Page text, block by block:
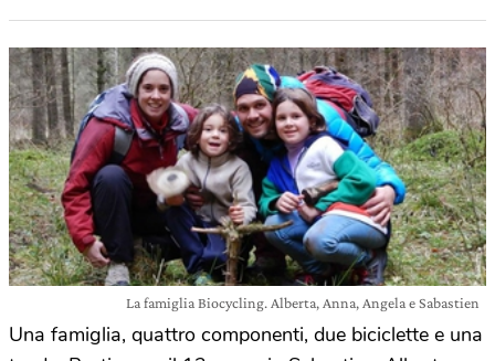
La famiglia Biocycling. Alberta, Anna, Angela e Sabastien
Una famiglia, quattro componenti, due biciclette e una